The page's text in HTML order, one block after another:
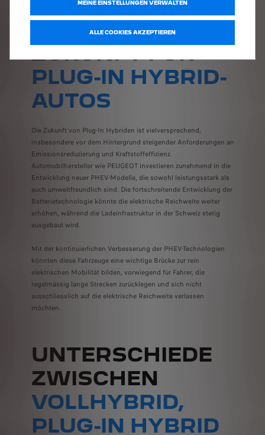
ZUKUNFT FÜR
PLUG-IN HYBRID-
AUTOS
Die Zukunft von Plug-In Hybriden ist vielversprechend,
insbesondere vor dem Hintergrund steigender Anforderungen an
Emissionsreduzierung und Kraftstoffeffizienz.
Automobilhersteller wie PEUGEOT investieren zunehmend in die
Entwicklung neuer PHEV-Modelle, die sowohl leistungsstark als
auch umweltfreundlich sind. Die fortschreitende Entwicklung der
Batterietechnologie könnte die elektrische Reichweite weiter
erhöhen, während die Ladeinfrastruktur in der Schweiz stetig
ausgebaut wird.
Mit der kontinuierlichen Verbesserung der PHEV-Technologien
könnten diese Fahrzeuge eine wichtige Brücke zur rein
elektrischen Mobilität bilden, vorwiegend für Fahrer, die
regelmässig lange Strecken zurücklegen und sich nicht
ausschliesslich auf die elektrische Reichweite verlassen
möchten.
UNTERSCHIEDE
ZWISCHEN
VOLLHYBRID,
PLUG-IN HYBRID
MEINE EINSTELLUNGEN VERWALTEN
ALLE COOKIES AKZEPTIEREN